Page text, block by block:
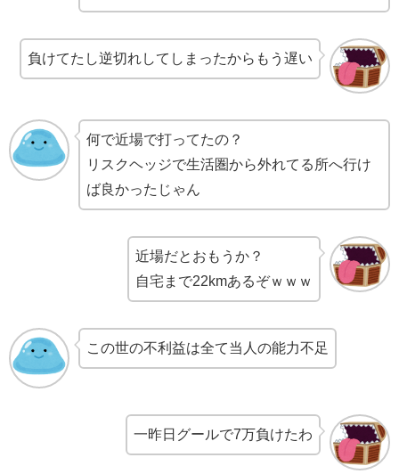
負けてたし逆切れしてしまったからもう遅い
何で近場で打ってたの？
リスクヘッジで生活圏から外れてる所へ行け
ば良かったじゃん
近場だとおもうか？
自宅まで22kmあるぞｗｗｗ
この世の不利益は全て当人の能力不足
一昨日グールで7万負けたわ